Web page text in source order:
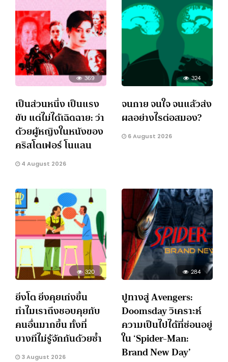
369
เป็นส่วนหนึ่ง เป็นแรง
ขับ แต่ไม่ได้เฉิดฉาย: ว่า
ด้วยผู้หญิงในหนังของ
คริสโตเฟอร์ โนแลน
4 August 2026
324
จนกาย จนใจ จนแล้วส่ง
ผลอย่างไรต่อสมอง?
6 August 2026
320
ยิ่งโต ยิ่งคุยเก่งขึ้น
ทำไมเราถึงชอบคุยกับ
คนอื่นมากขึ้น ทั้งที่
บางทีไม่รู้จักกันด้วยซ้ำ
3 August 2026
284
ปูทางสู่ Avengers:
Doomsday วิเคราะห์
ความเป็นไปได้ที่ซ่อนอยู่
ใน ‘Spider-Man:
Brand New Day’